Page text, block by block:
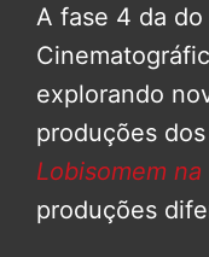
A fase 4 da
explorando
produções
Lobisomem
produções